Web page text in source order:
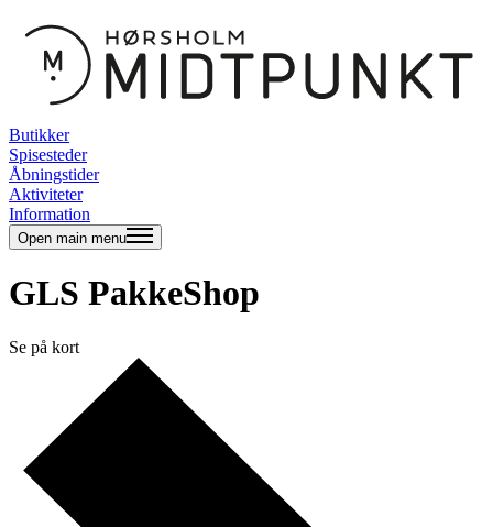
Butikker
Spisesteder
Åbningstider
Aktiviteter
Information
Open main menu
GLS PakkeShop
Se på kort